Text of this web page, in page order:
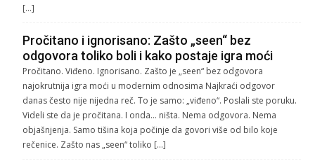
[…]
Pročitano i ignorisano: Zašto „seen“ bez
odgovora toliko boli i kako postaje igra moći
Pročitano. Viđeno. Ignorisano. Zašto je „seen“ bez odgovora
najokrutnija igra moći u modernim odnosima Najkraći odgovor
danas često nije nijedna reč. To je samo: „viđeno“. Poslali ste poruku.
Videli ste da je pročitana. I onda… ništa. Nema odgovora. Nema
objašnjenja. Samo tišina koja počinje da govori više od bilo koje
rečenice. Zašto nas „seen“ toliko […]